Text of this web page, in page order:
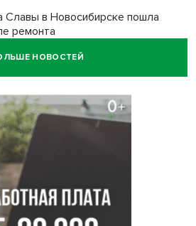
в Новосибирске пошла
ремонта
новосибирцев в травмпункте
обновили в аэропорту
рост заболеваемости
НОВОСТЕЙ